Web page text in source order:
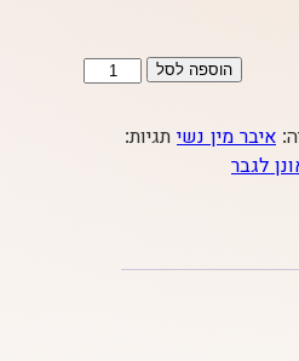
כמות
הואגינה
הוספה לסל
איבר מין נשי תגיות:
לגבר